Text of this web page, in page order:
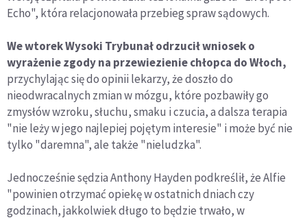
Echo", która relacjonowała przebieg spraw sądowych.
We wtorek Wysoki Trybunał odrzucił wniosek o
wyrażenie zgody na przewiezienie chłopca do Włoch,
przychylając się do opinii lekarzy, że doszło do
nieodwracalnych zmian w mózgu, które pozbawiły go
zmysłów wzroku, słuchu, smaku i czucia, a dalsza terapia
"nie leży w jego najlepiej pojętym interesie" i może być nie
tylko "daremna", ale także "nieludzka".
Jednocześnie sędzia Anthony Hayden podkreślił, że Alfie
"powinien otrzymać opiekę w ostatnich dniach czy
godzinach, jakkolwiek długo to będzie trwało, w